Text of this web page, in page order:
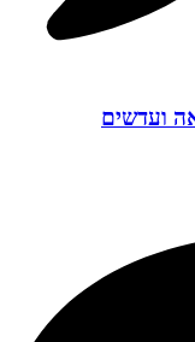
ועדשים